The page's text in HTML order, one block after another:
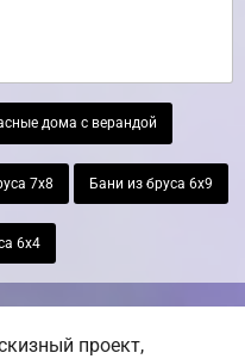
дома с верандой
7х8 Бани из бруса 6х9
6х4
проект,